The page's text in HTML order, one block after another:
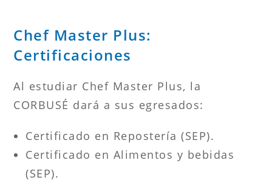
Chef Master Plus:
Certificaciones
Al estudiar Chef Master Plus, la
CORBUSÉ dará a sus egresados:
Certificado en Repostería (SEP).
Certificado en Alimentos y bebidas
(SEP).